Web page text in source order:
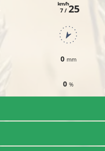
7 /
km/h25
0 mm
0%